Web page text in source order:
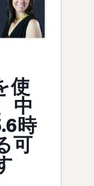
使
中
時
可